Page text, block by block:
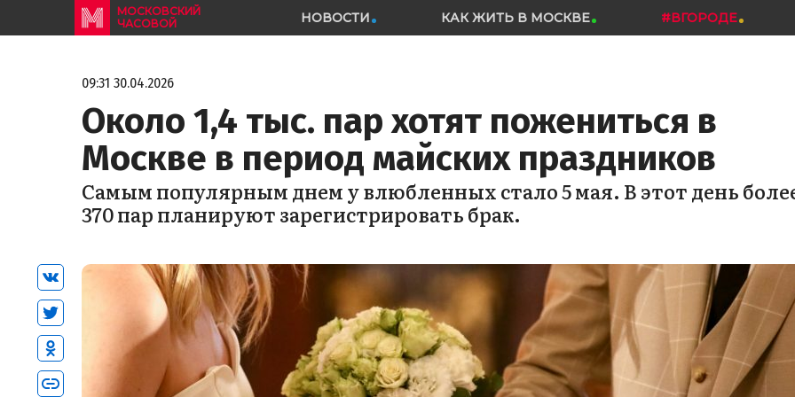
МОСКОВСКИЙ
ЧАСОВОЙ
НОВОСТИ КАК ЖИТЬ В МОСКВЕ #ВГОРОДЕ
09:31 30.04.2026
Около 1,4 тыс. пар хотят пожениться в
Москве в период майских праздников
Самым популярным днем у влюбленных стало 5 мая. В этот день
370 пар планируют зарегистрировать брак.